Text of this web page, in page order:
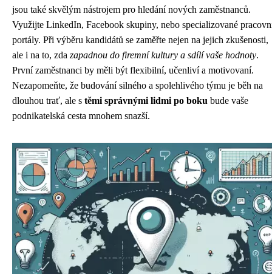
jsou také skvělým nástrojem pro hledání nových zaměstnanců.
Využijte LinkedIn, Facebook skupiny, nebo specializované
portály. Při výběru kandidátů se zaměřte nejen na jejich zkušenosti,
ale i na to, zda zapadnou do firemní kultury a sdílí vaše hodnoty.
První zaměstnanci by měli být flexibilní, učenliví a motivovaní.
Nezapomeňte, že budování silného a spolehlivého týmu je běh na
dlouhou trať, ale s těmi správnými lidmi po boku bude vaše
podnikatelská cesta mnohem snazší.